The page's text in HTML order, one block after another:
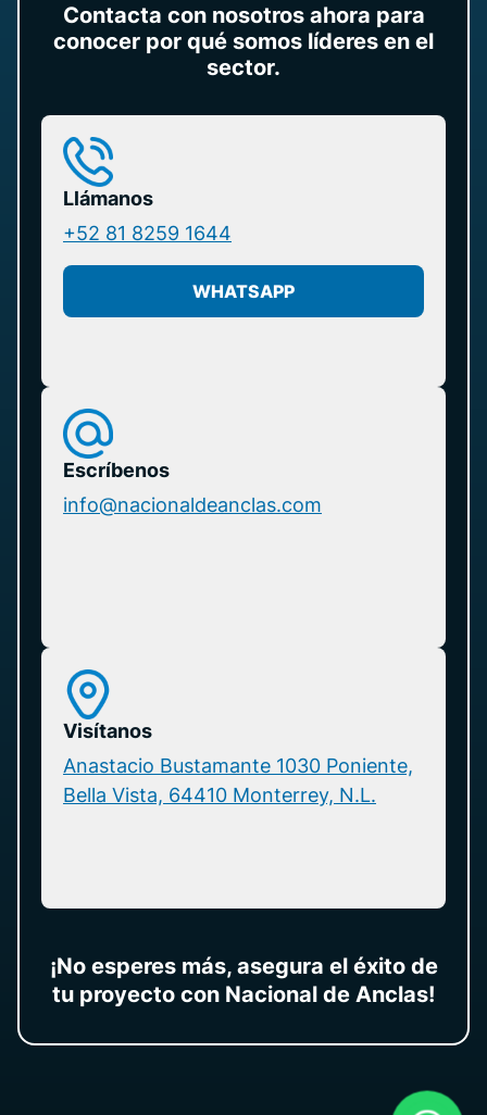
Contacta con nosotros ahora para
conocer por qué somos líderes en el
sector.
Llámanos
+52 81 8259 1644
WHATSAPP
Escríbenos
info@nacionaldeanclas.com
Visítanos
Anastacio Bustamante 1030 Poniente,
Bella Vista, 64410 Monterrey, N.L.
¡No esperes más, asegura el éxito de
tu proyecto con Nacional de Anclas!